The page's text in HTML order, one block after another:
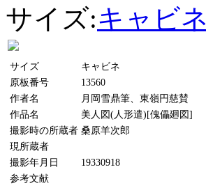
サイズ:キャビネ
サイズ
キャビネ
原板番号
13560
作者名
月岡雪鼎筆、東嶺円慈賛
作品名
美人図(人形遣)[傀儡廻図]
撮影時の所蔵者 桑原羊次郎
現所蔵者
撮影年月日
19330918
参考文献